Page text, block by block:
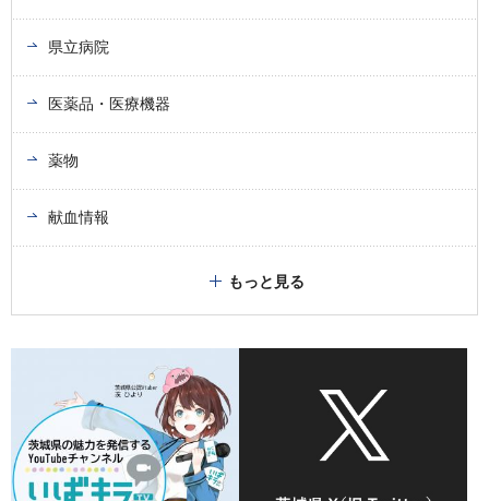
県立病院
医薬品・医療機器
薬物
献血情報
もっと見る